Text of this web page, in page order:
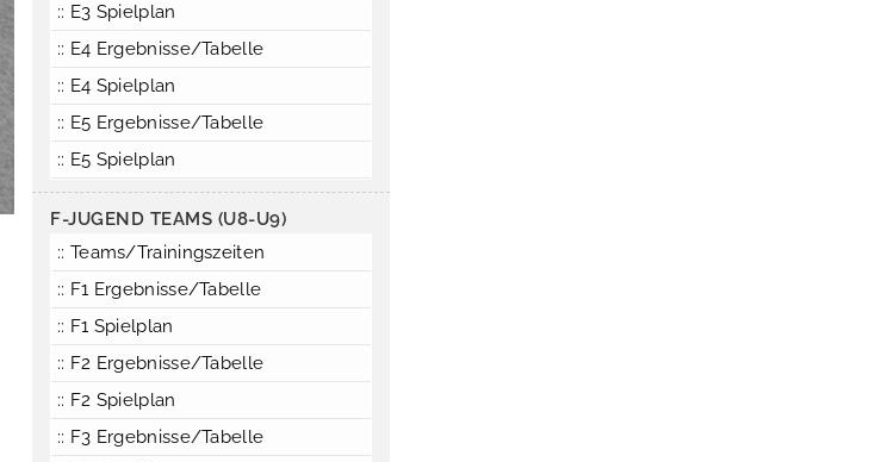
:: E3 Spielplan
:: E4 Ergebnisse/Tabelle
:: E4 Spielplan
:: E5 Ergebnisse/Tabelle
:: E5 Spielplan
F-JUGEND TEAMS (U8-U9)
:: Teams/Trainingszeiten
:: F1 Ergebnisse/Tabelle
:: F1 Spielplan
:: F2 Ergebnisse/Tabelle
:: F2 Spielplan
:: F3 Ergebnisse/Tabelle